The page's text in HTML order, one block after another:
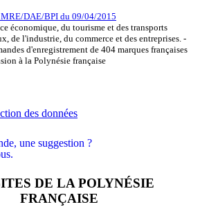
DAE/BPI du 09/04/2015
économique, du tourisme et des transports
de l'industrie, du commerce et des entreprises. -
d'enregistrement de 404 marques françaises
à la Polynésie française
des données
une suggestion ?
DE LA POLYNÉSIE
FRANÇAISE